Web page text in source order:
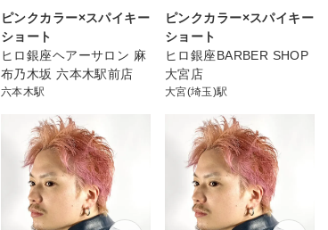
ピンクカラー×スパイキー
ショート
ヒロ銀座ヘアーサロン 麻
布乃木坂 六本木駅前店
六本木駅
ピンクカラー×スパイキー
ショート
ヒロ銀座BARBER SHOP
大宮店
大宮(埼玉)駅